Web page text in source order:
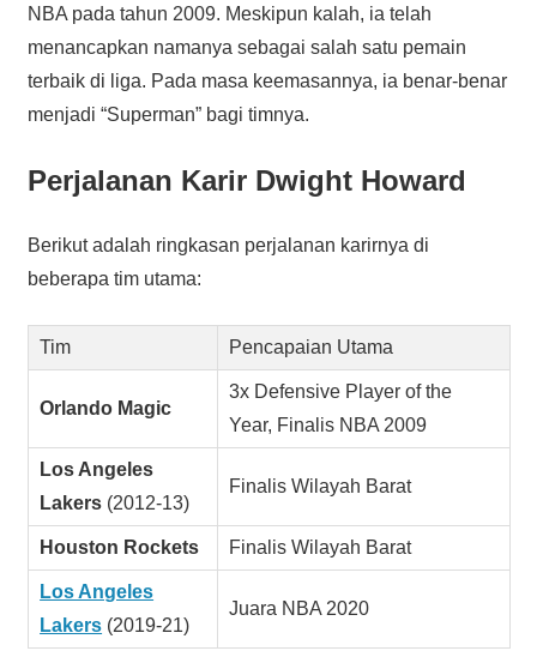
NBA pada tahun 2009. Meskipun kalah, ia telah
menancapkan namanya sebagai salah satu pemain
terbaik di liga. Pada masa keemasannya, ia benar-benar
menjadi “Superman” bagi timnya.
Perjalanan Karir Dwight Howard
Berikut adalah ringkasan perjalanan karirnya di
beberapa tim utama:
Tim Pencapaian Utama
Orlando Magic
3x Defensive Player of the
Year, Finalis NBA 2009
Los Angeles
Lakers (2012-13)
Finalis Wilayah Barat
Houston Rockets Finalis Wilayah Barat
Los Angeles
Lakers (2019-21)
Juara NBA 2020